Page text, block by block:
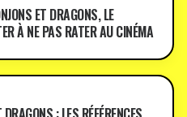
ET DRAGONS, LE
À NE PAS RATER AU CINÉMA